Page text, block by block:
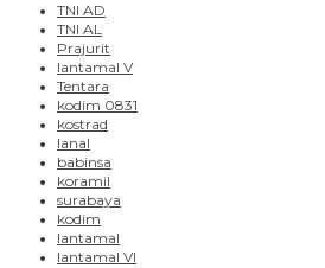
TNI AD
TNI AL
Prajurit
lantamal V
Tentara
kodim 0831
kostrad
lanal
babinsa
koramil
surabaya
kodim
lantamal
lantamal VI